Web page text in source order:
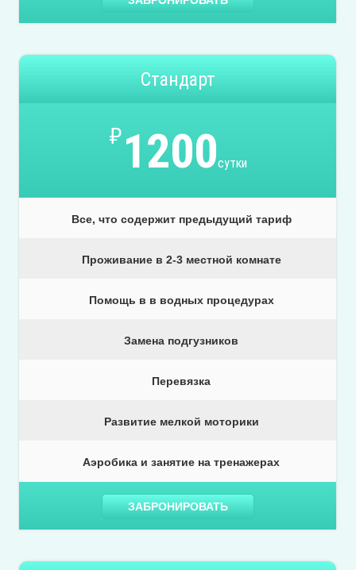
Стандарт
₽1200сутки
Все, что содержит предыдущий тариф
Проживание в 2-3 местной комнате
Помощь в в водных процедурах
Замена подгузников
Перевязка
Развитие мелкой моторики
Аэробика и занятие на тренажерах
ЗАБРОНИРОВАТЬ